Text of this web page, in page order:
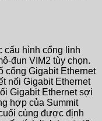
cấu hình cổng linh
đun VIM2 tùy chọn.
cổng Gigabit Ethernet
nối Gigabit Ethernet
Gigabit Ethernet sợi
hợp của Summit
cùng được định